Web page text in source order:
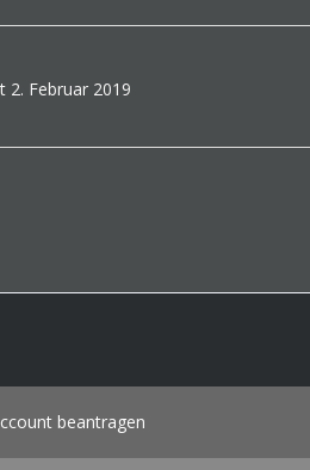
2. Februar 2019
beantragen